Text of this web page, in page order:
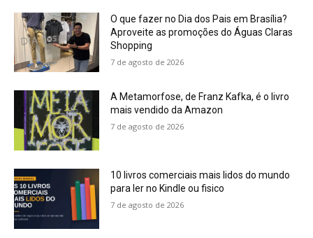
O que fazer no Dia dos Pais em Brasília?
Aproveite as promoções do Águas Claras
Shopping
7 de agosto de 2026
A Metamorfose, de Franz Kafka, é o livro
mais vendido da Amazon
7 de agosto de 2026
10 livros comerciais mais lidos do mundo
para ler no Kindle ou fisico
7 de agosto de 2026